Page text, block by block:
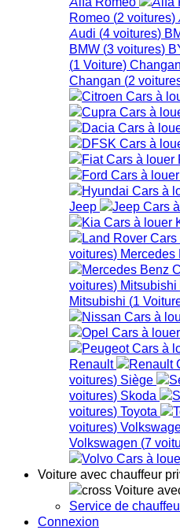
Romeo (2 voitures)
Audi (4 voitures)
BMW (3 voitures)
(1 Voiture) Changan
Changan (2
Jeep
voitures) Mercedes
voitures) Mitsubishi
Mitsubishi (1
Renault
voitures) Siège
voitures) Skoda
voitures) Toyota
voitures)
Volkswagen (7
Voiture avec chauffeur
Voiture
Service de
Connexion